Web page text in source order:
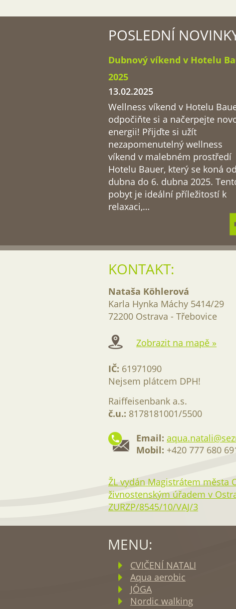
POSLEDNÍ
Dubnový víkend v Hotelu
2025
13.02.2025
Wellness víkend v Hotelu
odpočiňte si a načerpejte
energii! Přijďte si užít
nezapomenutelný wellness
víkend v malebném prostředí
Hotelu Bauer, který se koná
dubna do 6. dubna 2025.
pobyt je ideální příležitostí k
relaxaci,…
KONTAKT:
Nataša Köhlerová
Karla Hynka Máchy 5414/29
72200 Ostrava - Třebovice
Zobrazit na mapě »
IČ: 61971090
Nejsem plátcem DPH!
Raiffeisenbank a.s.
č.u.: 8178181001/5500
Email:
Mobil: +420 777 680
ŽL vydán Magistrátem města
živnostenským úřadem v
ZURZP/8545/10/VAJ/3
MENU:
CVIČENÍ NATALI
Aqua aerobic
JÓGA
Nordic walking